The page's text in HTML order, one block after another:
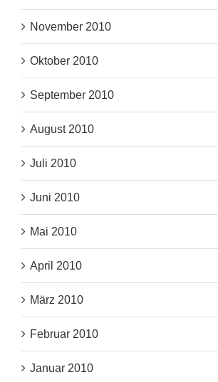
November 2010
Oktober 2010
September 2010
August 2010
Juli 2010
Juni 2010
Mai 2010
April 2010
März 2010
Februar 2010
Januar 2010